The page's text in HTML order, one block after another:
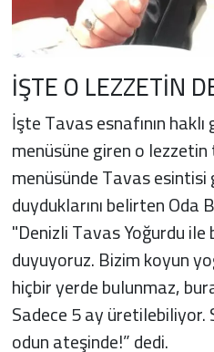
İŞTE O LEZZETİN
İşte Tavas esnafının
menüsüne giren o
menüsünde Tavas
duyduklarını belirten Oda
"Denizli Tavas Yoğurdu
duyuyoruz. Bizim koyun
hiçbir yerde bulunmaz,
Sadece 5 ay üretilebiliyor.
odun ateşinde!” dedi.